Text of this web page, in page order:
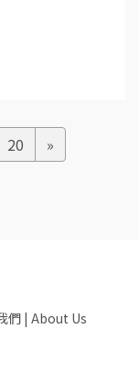
20 »
們 | About Us